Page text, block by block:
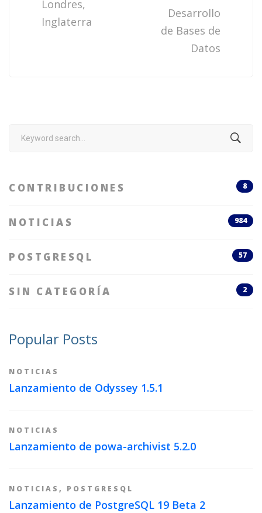
Londres,
Inglaterra
Desarrollo
de Bases de
Datos
Search
CONTRIBUCIONES 8
NOTICIAS 984
POSTGRESQL 57
SIN CATEGORÍA 2
Popular Posts
NOTICIAS
Lanzamiento de Odyssey 1.5.1
NOTICIAS
Lanzamiento de powa-archivist 5.2.0
NOTICIAS , POSTGRESQL
Lanzamiento de PostgreSQL 19 Beta 2